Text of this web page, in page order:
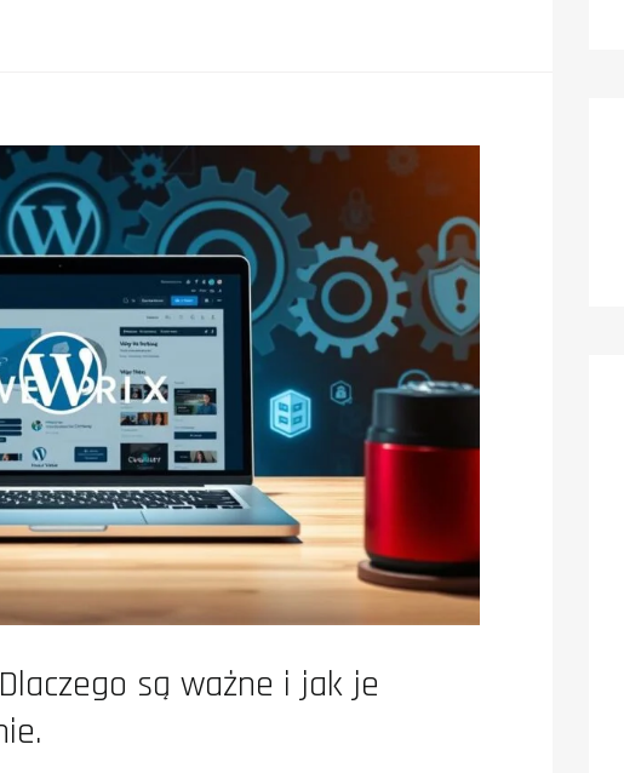
są ważne i jak je